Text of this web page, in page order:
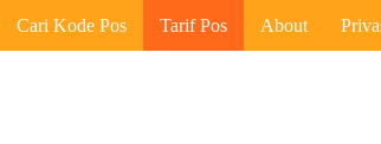
Cari Kode Pos Tarif Pos About